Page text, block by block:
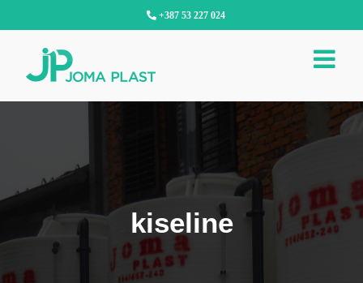
+387 53 227 024
kiseline